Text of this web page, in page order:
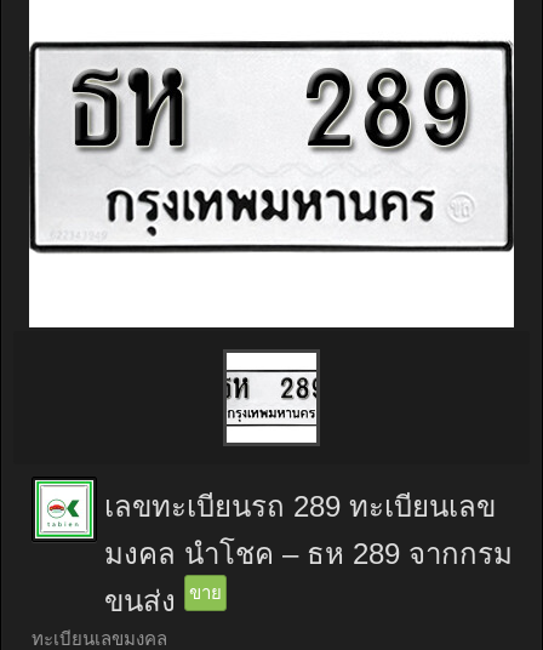
เลขทะเบียนรถ 289 ทะเบียนเลข
มงคล นำโชค – ธห 289 จากกรม
ขนส่ง
ขาย
ทะเบียนเลขมงคล